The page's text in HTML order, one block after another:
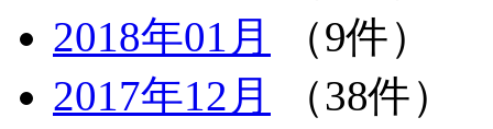
2018年01月
（9件）
2017年12月
（38件）